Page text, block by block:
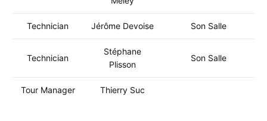
Technician Jérôme Devoise Son Salle
Technician
Stéphane
Plisson
Son Salle
Tour Manager Thierry Suc